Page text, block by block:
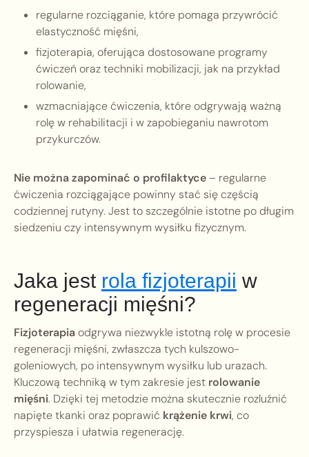
regularne rozciąganie, które pomaga przywrócić
elastyczność mięśni,
fizjoterapia, oferująca dostosowane programy
ćwiczeń oraz techniki mobilizacji, jak na przykład
rolowanie,
wzmacniające ćwiczenia, które odgrywają ważną
rolę w rehabilitacji i w zapobieganiu nawrotom
przykurczów.
Nie można zapominać o profilaktyce– regularne
ćwiczenia rozciągające powinny stać się częścią
codziennej rutyny. Jest to szczególnie istotne po długim
siedzeniu czy intensywnym wysiłku fizycznym.
Jaka jest rola fizjoterapii w
regeneracji mięśni?
Fizjoterapiaodgrywa niezwykle istotną rolę w procesie
regeneracji mięśni, zwłaszcza tych kulszowo-
goleniowych, po intensywnym wysiłku lub urazach.
Kluczową techniką w tym zakresie jest rolowanie
mięśni. Dzięki tej metodzie można skutecznie rozluźnić
napięte tkanki oraz poprawić krążenie krwi, co
przyspiesza i ułatwia regenerację.